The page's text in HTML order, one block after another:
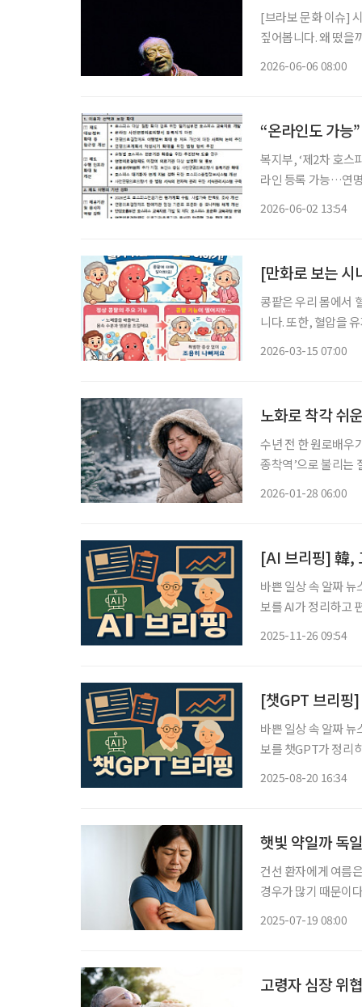
[브라보 문화 이슈]
짚어봅니다. 왜 떴을까? 배우 신구는 1936년생으로 올해 89세다. 그는 ‘현역 최고령 배우’라
2026-06-06 08:00
“온라인도 가능
복지부, ‘제2차 호스
라인 등록 가능…연
2026-06-02 13:54
[만화로 보는 시
콩팥은 우리 몸에서
니다. 또한, 혈압을
2026-03-15 07:00
노화로 착각 쉬
수년 전 한 원로배우
종착역’으로 불리는
2026-01-28 06:00
[AI 브리핑] 韓,
바쁜 일상 속 알짜
보를 AI가 정리하고 편집국 기
2025-11-26 09:54
[챗GPT 브리핑
바쁜 일상 속 알짜
보를 챗GPT가 정리하고 편집
2025-08-20 16:34
햇빛 약일까 독
건선 환자에게 여름
경우가 많기 때문이
2025-07-19 08:00
고령자 심장 위